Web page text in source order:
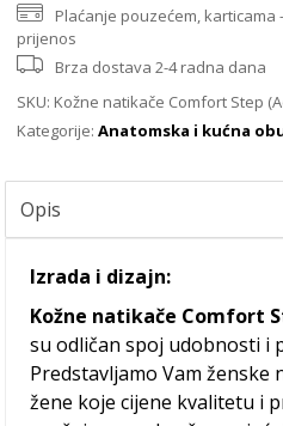
Plaćanje pouzećem,
prijenos
Brza dostava 2-4 radna dana
SKU: Kožne natikače Comfort Step
Kategorije:Anatomska i kućna
Izrada i dizajn:
Kožne natikače Comfort
su odličan spoj udobnosti i
Predstavljamo Vam ženske
žene koje cijene kvalitetu i